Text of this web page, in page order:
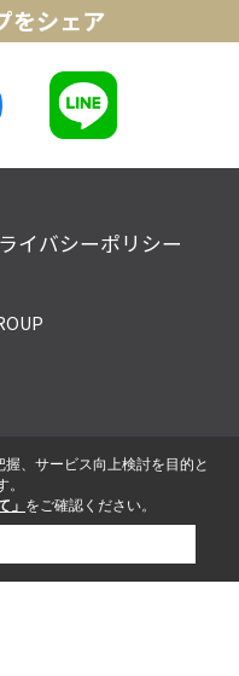
をシェア
イバシーポリシー
、サービス向上検討を目的と
」 をご確認ください。